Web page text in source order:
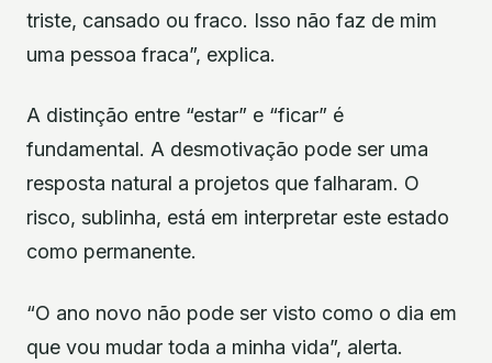
triste, cansado ou fraco. Isso não faz de mim
uma pessoa fraca”, explica.
A distinção entre “estar” e “ficar” é
fundamental. A desmotivação pode ser uma
resposta natural a projetos que falharam. O
risco, sublinha, está em interpretar este estado
como permanente.
“O ano novo não pode ser visto como o dia em
que vou mudar toda a minha vida”, alerta.